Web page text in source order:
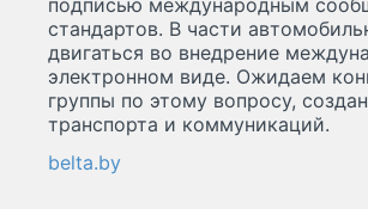
подписью международным
стандартов. В части
двигаться во внедрение
электронном виде. Ожидаем
группы по этому вопросу,
транспорта и коммуникаций.
belta.by